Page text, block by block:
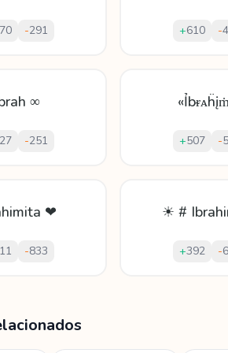
-291 +610 -
∞
-251 +507 -
❤
-833
☀ #
+392 -